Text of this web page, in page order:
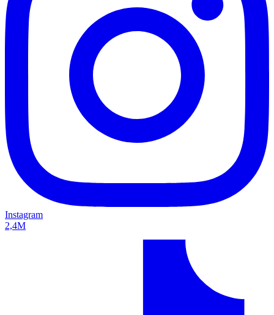
Instagram
2,4M